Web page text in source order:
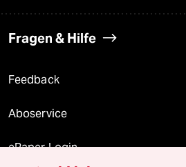
Fragen & Hilfe
Feedback
Aboservice
ePaper Login